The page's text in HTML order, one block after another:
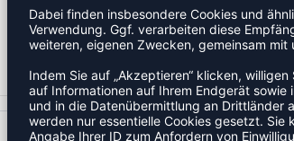
NBA TEAM ALLIANCE BASKETBALL BRO NETS
UVP 39,95 € |31,96 €
1